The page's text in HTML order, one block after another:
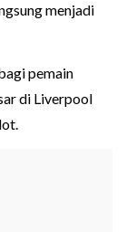
menjadi
pemain
di Liverpool